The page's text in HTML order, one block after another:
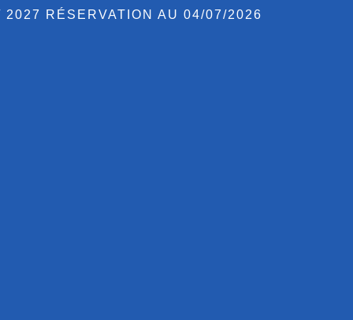
RÉSERVATION AU 04/07/2026